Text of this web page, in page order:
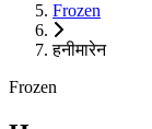
Frozen
हनीमारेन
Frozen